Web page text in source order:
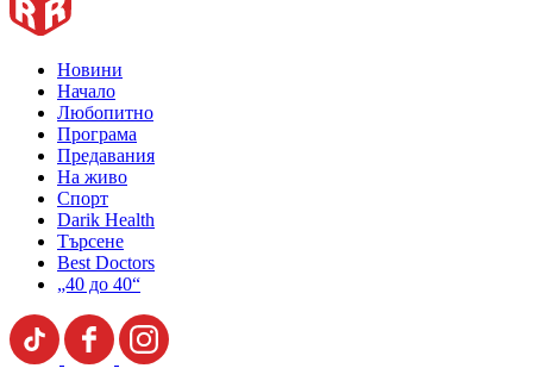
Новини
Начало
Любопитно
Програма
Предавания
На живо
Спорт
Darik Health
Търсене
Best Doctors
„40 до 40“